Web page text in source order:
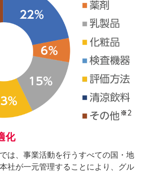
化
は、事業活動を行うすべての国・地
社が一元管理することにより、グル